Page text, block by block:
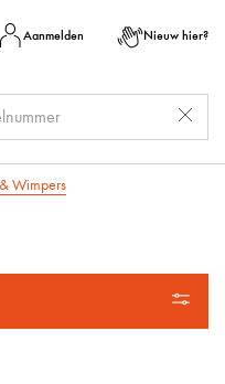
Aanmelden Nieuw hier?
Wimpers